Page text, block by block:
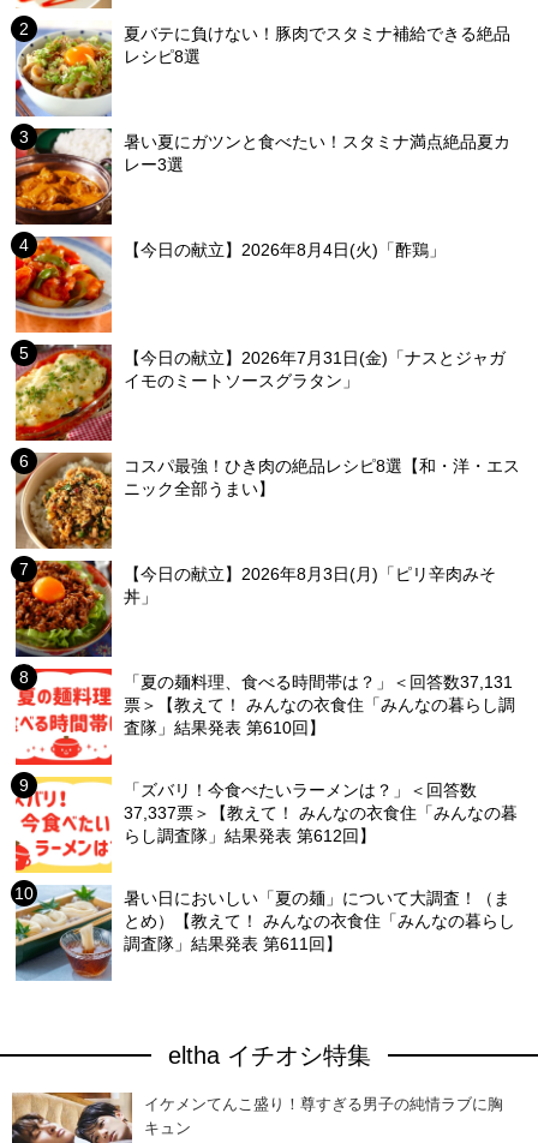
夏バテに負けない！豚肉でスタミナ補給できる絶品
レシピ8選
暑い夏にガツンと食べたい！スタミナ満点絶品夏カ
レー3選
【今日の献立】2026年8月4日(火)「酢鶏」
【今日の献立】2026年7月31日(金)「ナスとジャガ
イモのミートソースグラタン」
コスパ最強！ひき肉の絶品レシピ8選【和・洋・エス
ニック全部うまい】
【今日の献立】2026年8月3日(月)「ピリ辛肉みそ
丼」
「夏の麺料理、食べる時間帯は？」＜回答数37,131
票＞【教えて！ みんなの衣食住「みんなの暮らし調
査隊」結果発表 第610回】
「ズバリ！今食べたいラーメンは？」＜回答数
37,337票＞【教えて！ みんなの衣食住「みんなの暮
らし調査隊」結果発表 第612回】
暑い日においしい「夏の麺」について大調査！（ま
とめ）【教えて！ みんなの衣食住「みんなの暮らし
調査隊」結果発表 第611回】
eltha イチオシ特集
イケメンてんこ盛り！尊すぎる男子の純情ラブに胸
キュン